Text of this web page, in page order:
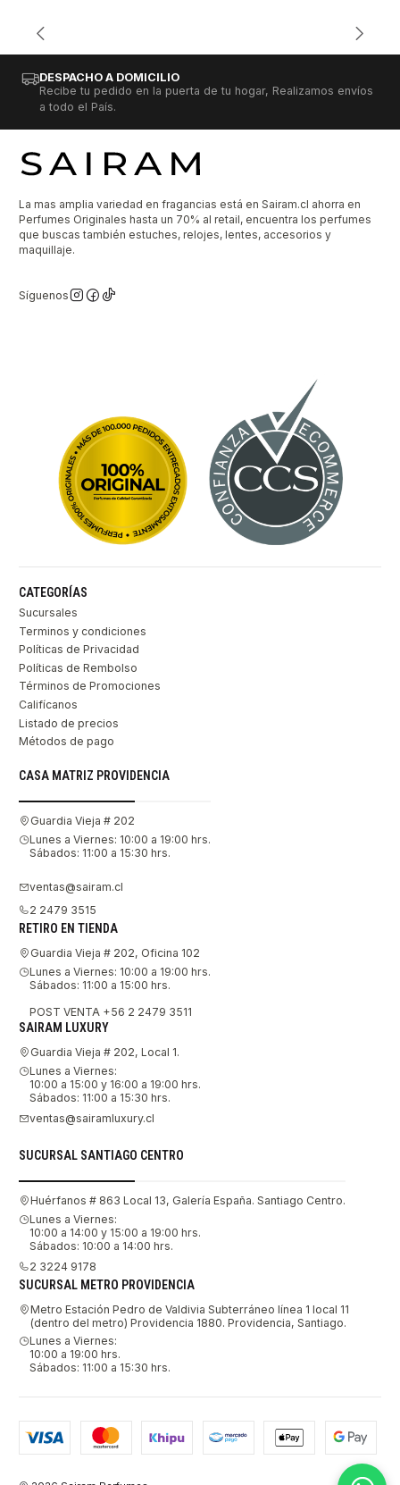
DESPACHO A DOMICILIO
Recibe tu pedido en la puerta de tu hogar, Realizamos envíos
a todo el País.
La mas amplia variedad en fragancias está en Sairam.cl ahorra en
Perfumes Originales hasta un 70% al retail, encuentra los perfumes
que buscas también estuches, relojes, lentes, accesorios y
maquillaje.
Síguenos
CATEGORÍAS
Sucursales
Terminos y condiciones
Políticas de Privacidad
Políticas de Rembolso
Términos de Promociones
Califícanos
Listado de precios
Métodos de pago
CASA MATRIZ PROVIDENCIA
Guardia Vieja # 202
Lunes a Viernes: 10:00 a 19:00 hrs.
Sábados: 11:00 a 15:30 hrs.
ventas@sairam.cl
2 2479 3515
RETIRO EN TIENDA
Guardia Vieja # 202, Oficina 102
Lunes a Viernes: 10:00 a 19:00 hrs.
Sábados: 11:00 a 15:00 hrs.
POST VENTA +56 2 2479 3511
SAIRAM LUXURY
Guardia Vieja # 202, Local 1.
Lunes a Viernes:
10:00 a 15:00 y 16:00 a 19:00 hrs.
Sábados: 11:00 a 15:30 hrs.
ventas@sairamluxury.cl
SUCURSAL SANTIAGO CENTRO
Huérfanos # 863 Local 13, Galería España. Santiago Centro.
Lunes a Viernes:
10:00 a 14:00 y 15:00 a 19:00 hrs.
Sábados: 10:00 a 14:00 hrs.
2 3224 9178
SUCURSAL METRO PROVIDENCIA
Metro Estación Pedro de Valdivia Subterráneo línea 1 local 11
(dentro del metro) Providencia 1880. Providencia, Santiago.
Lunes a Viernes:
10:00 a 19:00 hrs.
Sábados: 11:00 a 15:30 hrs.